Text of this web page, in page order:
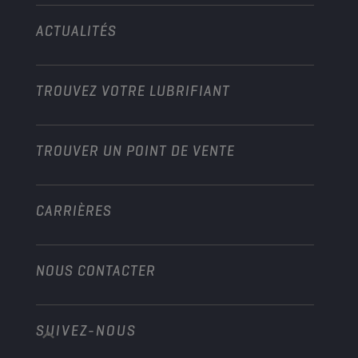
Moto et Véhicules tout-terrain
Industrie
Marine
Technologie
Partenariats dans les sports mécaniques
Véhicules légers
Motos
Poids lourds
ACTUALITÉS
TROUVEZ VOTRE LUBRIFIANT
TROUVER UN POINT DE VENTE
CARRIÈRES
NOUS CONTACTER
info@championlubes.com
SUIVEZ-NOUS